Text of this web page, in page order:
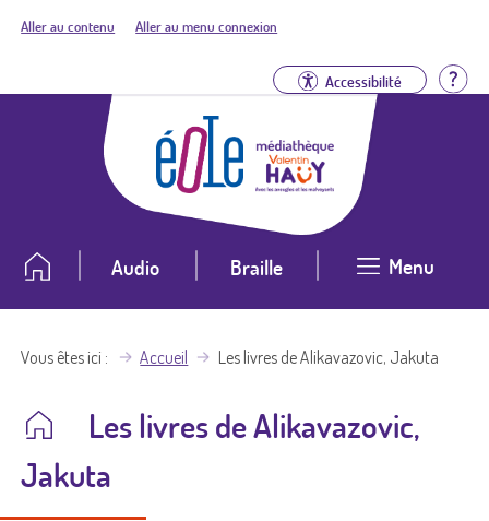
Aller au contenu Aller au menu connexion
Accessibilité
Audio Braille Menu
Vous êtes ici Accueil Les livres de Alikavazovic, Jakuta
Les livres de Alikavazovic,
Jakuta